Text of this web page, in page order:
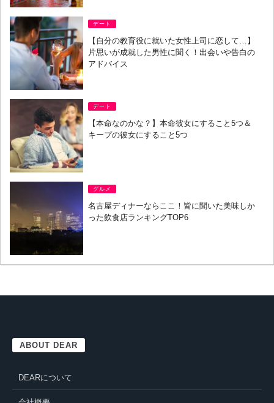
デート
【自分の教育役に就いた女性上司に恋して…】
片思いが成就した男性に聞く！出会いや告白の
アドバイス
デート
【本命なのかな？】本命彼女にすること5つ＆
キープの彼女にすること5つ
グルメ
名古屋ディナーならここ！皆に聞いた美味しか
った飲食店ランキングTOP6
ABOUT DEAR
DEARについて